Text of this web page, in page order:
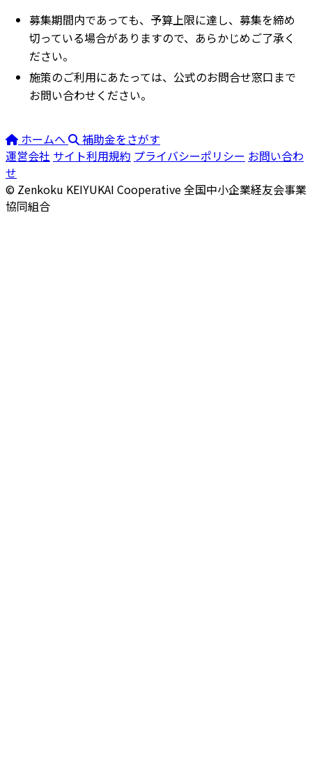
募集期間内であっても、予算上限に達し、募集を締め
切っている場合がありますので、あらかじめご了承く
ださい。
施策のご利用にあたっては、公式のお問合せ窓口まで
お問い合わせください。
ホームへ
補助金をさがす
運営会社 サイト利用規約 プライバシーポリシー お問い合わ
せ
© Zenkoku KEIYUKAI Cooperative全国中小企業経友会事業
協同組合